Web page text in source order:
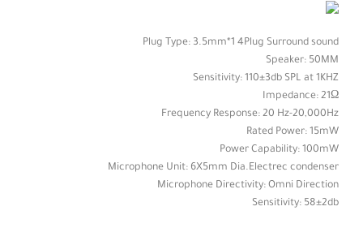
Plug Type: 3.5mm*1 4Plug Surround sound
Speaker: 50MM
Sensitivity: 110±3db SPL at 1KHZ
Impedance: 21Ω
Frequency Response: 20 Hz-20,000Hz
Rated Power: 15mW
Power Capability: 100mW
Microphone Unit: 6X5mm Dia.Electrec condenser
Microphone Directivity: Omni Direction
Sensitivity: 58±2db